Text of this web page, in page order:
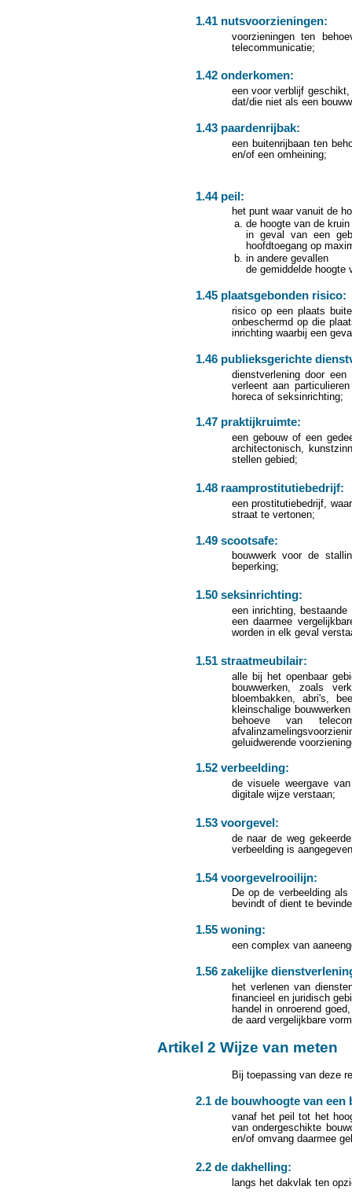
1.41 nutsvoorzieningen:
voorzieningen ten
telecommunicatie;
1.42 onderkomen:
een voor verblijf
dat/die niet als een
1.43 paardenrijbak:
een buitenrijbaan ten
en/of een omheining;
1.44 peil:
het punt waar vanuit de
de hoogte van de
in geval van een
hoofdtoegang op
in andere gevallen
de gemiddelde hoogte
1.45 plaatsgebonden risico:
risico op een plaats
onbeschermd op die
inrichting waarbij een
1.46 publieksgerichte
dienstverlening door
verleent aan
horeca of seksinrichting;
1.47 praktijkruimte:
een gebouw of een
architectonisch,
stellen gebied;
1.48 raamprostitutiebedrijf:
een prostitutiebedrijf,
straat te vertonen;
1.49 scootsafe:
bouwwerk voor de
beperking;
1.50 seksinrichting:
een inrichting,
een daarmee
worden in elk geval
1.51 straatmeubilair:
alle bij het openbaar
bouwwerken, zoals
bloembakken, abri's,
kleinschalige
behoeve van
geluidwerende
1.52 verbeelding:
de visuele weergave
digitale wijze verstaan;
1.53 voorgevel:
de naar de weg
verbeelding is
1.54 voorgevelrooilijn:
De op de verbeelding
bevindt of dient te
1.55 woning:
een complex van
1.56 zakelijke
het verlenen van
financieel en juridisch
handel in onroerend
de aard vergelijkbare
Artikel 2 Wijze van meten
Bij toepassing van deze
2.1 de bouwhoogte van een
vanaf het peil tot het
van ondergeschikte
en/of omvang daarmee
2.2 de dakhelling:
langs het dakvlak ten